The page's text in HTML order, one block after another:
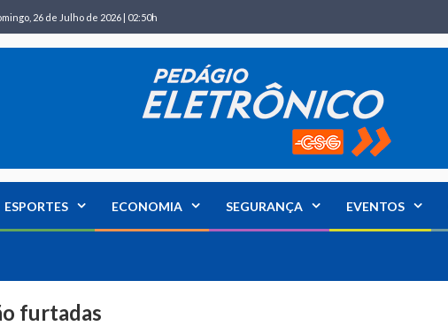
26 de Julho de 2026 | 02:50h
ESPORTES ECONOMIA SEGURANÇA EVENTOS
furtadas